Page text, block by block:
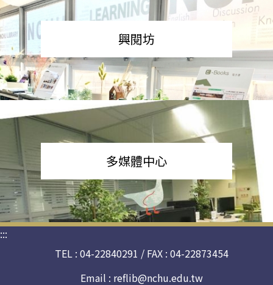
興閱坊
多媒體中心
:::
TEL : 04-22840291 / FAX : 04-22873454
Email : reflib@nchu.edu.tw